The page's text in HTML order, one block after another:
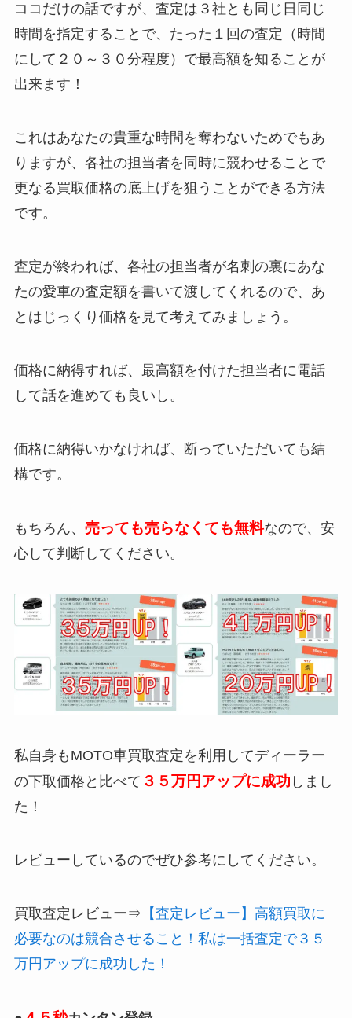
ココだけの話ですが、 査定は３社とも同じ日同じ
時間を指定することで、たった１回の査定（時間
にして２０～３０分程度）で最高額を知ることが
出来ます！
これはあなたの貴重な時間を奪わないためでもあ
りますが、各社の担当者を同時に競わせることで
更なる買取価格の底上げを狙うことができる方法
です。
査定が終われば、各社の担当者が名刺の裏にあな
たの愛車の査定額を書いて渡してくれるので、あ
とはじっくり価格を見て考えてみましょう。
価格に納得すれば、最高額を付けた担当者に電話
して話を進めても良いし。
価格に納得いかなければ、断っていただいても結
構です。
もちろん、 売っても売らなくても無料なので、安
心して判断してください。
私自身もMOTO車買取査定を利用してディーラー
の下取価格と比べて ３５万円アップに成功 しまし
た！
レビューしているのでぜひ参考にしてください。
買取査定レビュー⇒ 【査定レビュー】高額買取に
必要なのは競合させること！私は一括査定で３５
万円アップに成功した！